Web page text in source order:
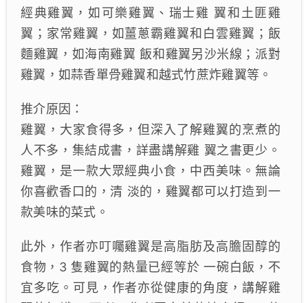
經典雞翼，如可樂雞翼、瑞士雞 翼和土匪雞
翼；家常雞翼，如薑蔥霸雞翼和白雲雞翼；飯
麵雞翼，如海南雞翼 飯和雞翼另沙米線；派對
雞翼，如蒜香單骨雞翼和越式竹蔗炸雞翼等。
推介原因：
雞翼，大家食得多，但深入了解雞翼的烹煮的
人不多，集結成書，詳盡講解雞 翼之書更少。
雞翼，是一款大眾經典小食，中西美味。無論
你喜歡香口的，清 淡的，雞翼都可以打造到一
款美味的菜式。
此外，作者亦叮囑雞翼是高脂肪及高膽固醇的
食物，3 隻雞翼的熱量已經等於 一碗白飯，不
宜多吃。可見，作者亦從健康的角度，講解雞